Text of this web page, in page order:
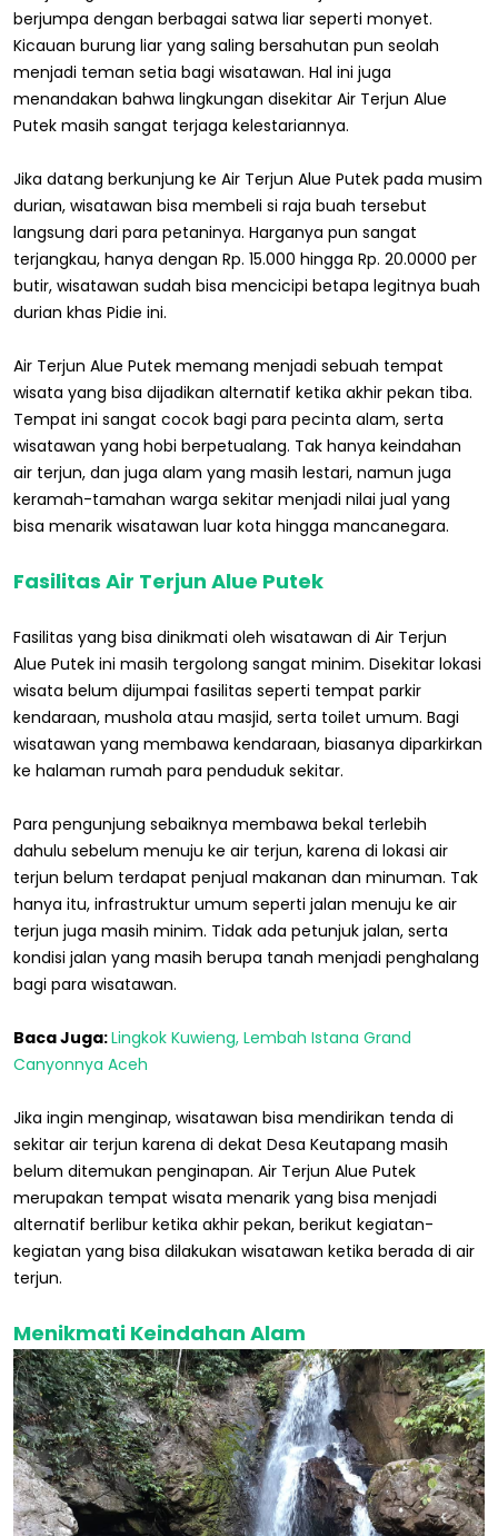
berjumpa dengan berbagai satwa liar seperti monyet.
Kicauan burung liar yang saling bersahutan pun seolah
menjadi teman setia bagi wisatawan. Hal ini juga
menandakan bahwa lingkungan disekitar Air Terjun Alue
Putek masih sangat terjaga kelestariannya.
Jika datang berkunjung ke Air Terjun Alue Putek pada musim
durian, wisatawan bisa membeli si raja buah tersebut
langsung dari para petaninya. Harganya pun sangat
terjangkau, hanya dengan Rp. 15.000 hingga Rp. 20.0000 per
butir, wisatawan sudah bisa mencicipi betapa legitnya buah
durian khas Pidie ini.
Air Terjun Alue Putek memang menjadi sebuah tempat
wisata yang bisa dijadikan alternatif ketika akhir pekan tiba.
Tempat ini sangat cocok bagi para pecinta alam, serta
wisatawan yang hobi berpetualang. Tak hanya keindahan
air terjun, dan juga alam yang masih lestari, namun juga
keramah-tamahan warga sekitar menjadi nilai jual yang
bisa menarik wisatawan luar kota hingga mancanegara.
Fasilitas Air Terjun Alue Putek
Fasilitas yang bisa dinikmati oleh wisatawan di Air Terjun
Alue Putek ini masih tergolong sangat minim. Disekitar lokasi
wisata belum dijumpai fasilitas seperti tempat parkir
kendaraan, mushola atau masjid, serta toilet umum. Bagi
wisatawan yang membawa kendaraan, biasanya diparkirkan
ke halaman rumah para penduduk sekitar.
Para pengunjung sebaiknya membawa bekal terlebih
dahulu sebelum menuju ke air terjun, karena di lokasi air
terjun belum terdapat penjual makanan dan minuman. Tak
hanya itu, infrastruktur umum seperti jalan menuju ke air
terjun juga masih minim. Tidak ada petunjuk jalan, serta
kondisi jalan yang masih berupa tanah menjadi penghalang
bagi para wisatawan.
Baca Juga:Lingkok Kuwieng, Lembah Istana Grand
Canyonnya Aceh
Jika ingin menginap, wisatawan bisa mendirikan tenda di
sekitar air terjun karena di dekat Desa Keutapang masih
belum ditemukan penginapan. Air Terjun Alue Putek
merupakan tempat wisata menarik yang bisa menjadi
alternatif berlibur ketika akhir pekan, berikut kegiatan-
kegiatan yang bisa dilakukan wisatawan ketika berada di air
terjun.
Menikmati Keindahan Alam